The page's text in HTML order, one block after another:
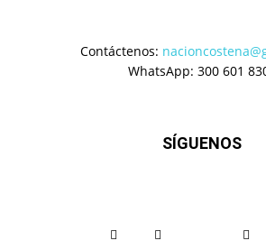
Contáctenos:
WhatsApp: 300 601
SÍGUENOS